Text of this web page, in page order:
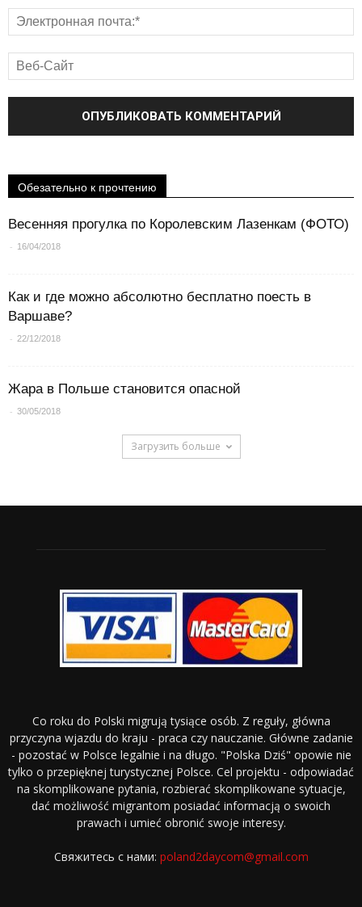
Обезательно к прочтению
Весенняя прогулка по Королевским Лазенкам (ФОТО)
- 16/04/2018
Как и где можно абсолютно бесплатно поесть в
Варшаве?
- 22/12/2018
Жара в Польше становится опасной
- 30/05/2018
Загрузить больше
Co roku do Polski migrują tysiące osób. Z reguły, główna
przyczyna wjazdu do kraju - praca czy nauczanie. Główne zadanie
- pozostać w Polsce legalnie i na długo. "Polska Dziś" opowie nie
tylko o przepięknej turystycznej Polsce. Cel projektu - odpowiadać
na skomplikowane pytania, rozbierać skomplikowane sytuacje,
dać możliwość migrantom posiadać informacją o swoich
prawach i umieć obronić swoje interesy.
Свяжитесь с нами: poland2daycom@gmail.com